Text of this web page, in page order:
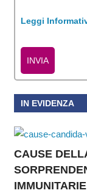
Leggi
INVIA
IN EVIDENZA
CAUSE
IMMUNITARIE